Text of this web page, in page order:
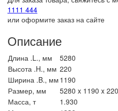
1111 444
или оформите заказ на сайте
Описание
Длина .L., мм
5280
Высота .H., мм 220
Ширина .B., мм 1190
Размер, мм
5280 x 1190 x 220
Масса, т
1.930